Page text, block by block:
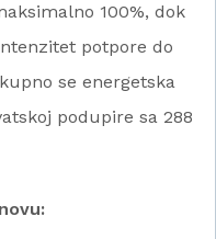
100%, dok
potpore do
se energetska
podupire sa 288